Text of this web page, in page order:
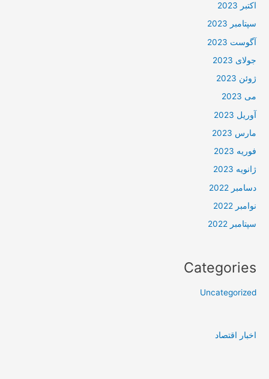
اکتبر 2023
سپتامبر 2023
آگوست 2023
جولای 2023
ژوئن 2023
می 2023
آوریل 2023
مارس 2023
فوریه 2023
ژانویه 2023
دسامبر 2022
نوامبر 2022
سپتامبر 2022
Categories
Uncategorized
اخبار اقتصاد